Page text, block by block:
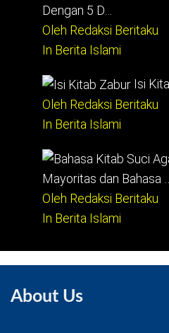
Dengan 5 D…
Oleh Redaksi Beritaku
In Berita Islami
Isi
Oleh Redaksi Beritaku
In Berita Islami
Mayoritas dan Bahasa …
Oleh Redaksi Beritaku
In Berita Islami
About Us